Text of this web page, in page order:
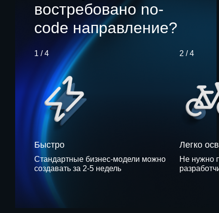
востребовано no-
code направление?
Быстро
Стандартные бизнес-модели можно
создавать за 2-5 недель
1 / 4 2 / 4
Легко
Не нужно